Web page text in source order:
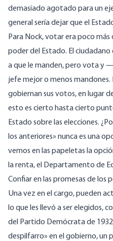
demasiado agotado para un
general sería dejar que el
Para Nock, votar era poco
poder del Estado. El
a que le manden, pero vota y
jefe mejor o menos mandones.
gobiernan sus votos, en lugar
esto es cierto hasta cierto
Estado sobre las elecciones.
los anteriores» nunca es una
vemos en las papeletas la
la renta, el Departamento de
Confiar en las promesas de los
Una vez en el cargo, pueden
lo que les llevó a ser elegidos,
del Partido Demócrata de 1932
despilfarro» en el gobierno, un